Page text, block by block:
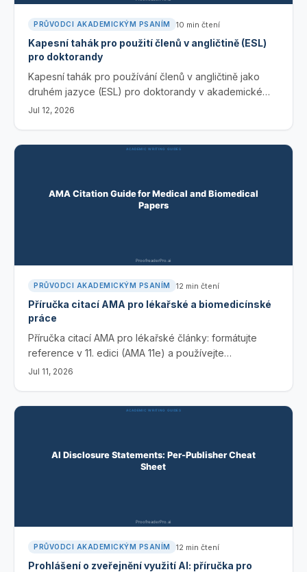
PRŮVODCI AKADEMICKÝM PSANÍM 10 min čtení
Kapesní tahák pro použití členů v angličtině (ESL)
pro doktorandy
Kapesní tahák pro používání členů v angličtině jako
druhém jazyce (ESL) pro doktorandy v akademické
angličtině. Ovládněte pravidla a/an/the a pravidlo pro
Jul 12, 2026
PRŮVODCI AKADEMICKÝM PSANÍM 12 min čtení
Příručka citací AMA pro lékařské a biomedicínské
práce
Příručka citací AMA pro lékařské články: formátujte
reference v 11. edici (AMA 11e) a používejte
superskriptové citace v textu pro časopisy, knihy,
Jul 11, 2026
PRŮVODCI AKADEMICKÝM PSANÍM 12 min čtení
Prohlášení o zveřejnění využití AI: příručka pro